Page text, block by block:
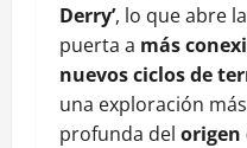
Derry’, lo que abre la
puerta a más
nuevos ciclos de
una exploración más
profunda del origen